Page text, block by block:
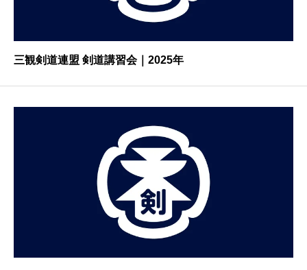
三観剣道連盟 剣道講習会｜2025年